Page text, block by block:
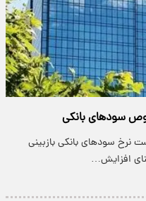
سودهای بانکی
نرخ سودهای بانکی بازبینی
افزایش…